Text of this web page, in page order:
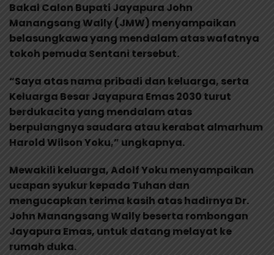
Bakal Calon Bupati Jayapura John
Manangsang Wally (JMW) menyampaikan
belasungkawa yang mendalam atas wafatnya
tokoh pemuda Sentani tersebut.
“Saya atas nama pribadi dan keluarga, serta
Keluarga Besar Jayapura Emas 2030 turut
berdukacita yang mendalam atas
berpulangnya saudara atau kerabat almarhum
Harold Wilson Yoku,” ungkapnya.
Mewakili keluarga, Adolf Yoku menyampaikan
ucapan syukur kepada Tuhan dan
mengucapkan terima kasih atas hadirnya Dr.
John Manangsang Wally beserta rombongan
Jayapura Emas, untuk datang melayat ke
rumah duka.